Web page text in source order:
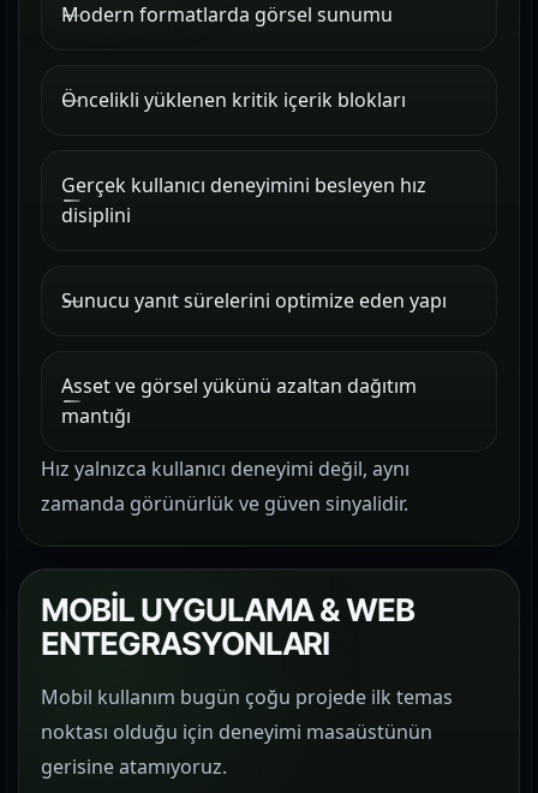
Modern formatlarda görsel sunumu
Öncelikli yüklenen kritik içerik blokları
Gerçek kullanıcı deneyimini besleyen hız
disiplini
Sunucu yanıt sürelerini optimize eden yapı
Asset ve görsel yükünü azaltan dağıtım
mantığı
Hız yalnızca kullanıcı deneyimi değil, aynı
zamanda görünürlük ve güven sinyalidir.
MOBİL UYGULAMA & WEB
ENTEGRASYONLARI
Mobil kullanım bugün çoğu projede ilk temas
noktası olduğu için deneyimi masaüstünün
gerisine atamıyoruz.